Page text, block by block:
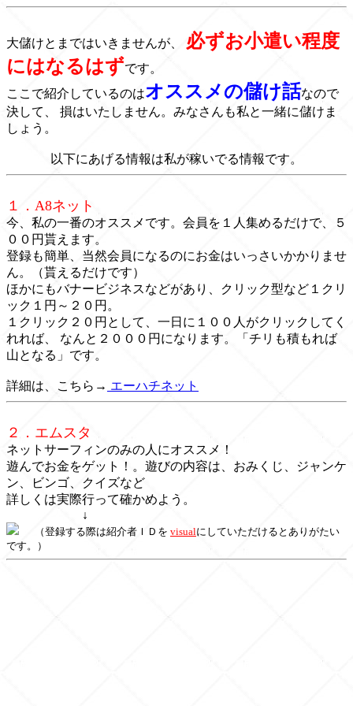
大儲けとまではいきませんが、 必ずお小遣い程度
にはなるはずです。
ここで紹介しているのはオススメの儲け話なので
決して、 損はいたしません。みなさんも私と一緒に儲けま
しょう。
以下にあげる情報は私が稼いでる情報です。
１．A8ネット
今、私の一番のオススメです。会員を１人集めるだけで、５
００円貰えます。
登録も簡単、当然会員になるのにお金はいっさいかかりませ
ん。（貰えるだけです）
ほかにもバナービジネスなどがあり、クリック型など１クリ
ック１円～２０円。
１クリック２０円として、一日に１００人がクリックしてく
れれば、 なんと２０００円になります。「チリも積もれば
山となる」です。
詳細は、こちら→ エーハチネット
２．エムスタ
ネットサーフィンのみの人にオススメ！
遊んでお金をゲット！。遊びの内容は、おみくじ、ジャンケ
ン、ビンゴ、クイズなど
詳しくは実際行って確かめよう。
↓
（登録する際は紹介者ＩＤを visualにしていただけるとありがたい
です。）